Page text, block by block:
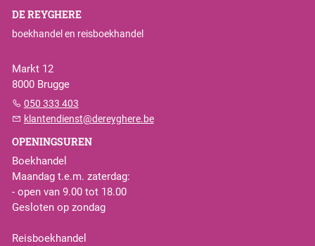
DE REYGHERE
boekhandel en reisboekhandel
Markt 12
8000 Brugge
050 333 403
klantendienst@dereyghere.be
OPENINGSUREN
Boekhandel
Maandag t.e.m. zaterdag:
- open van 9.00 tot 18.00
Gesloten op zondag
Reisboekhandel